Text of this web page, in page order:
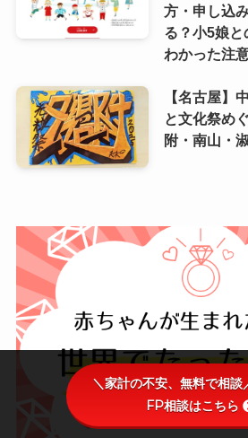
方・申し込
る？小5娘
わかった注
【名古屋】
と文化祭め
附・南山・
＼家計の不安、無料で相談
FP相談はこちら